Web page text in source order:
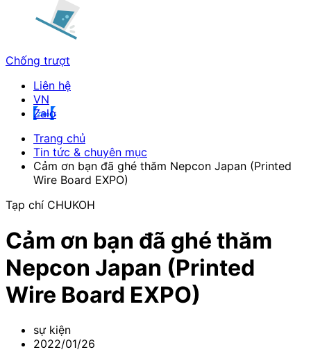
Chống trượt
Liên hệ
Zalo
Trang chủ
Tin tức & chuyên mục
Cảm ơn bạn đã ghé thăm Nepcon Japan (Printed
Wire Board EXPO)
Tạp chí CHUKOH
Cảm ơn bạn đã ghé thăm
Nepcon Japan (Printed
Wire Board EXPO)
sự kiện
2022/01/26